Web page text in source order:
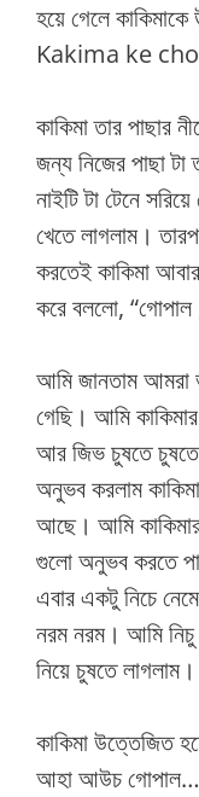
হয়ে গেলে কাকিমাকে
Kakima ke
কাকিমা তার পাছার
জন্য নিজের পাছা
নাইটি টা টেনে
খেতে লাগলাম।
করতেই কাকিমা
করে বললো, “গোপাল
আমি জানতাম আমরা
গেছি। আমি
আর জিভ চুষতে
অনুভব করলাম
আছে। আমি
গুলো অনুভব করতে
এবার একটু নিচে
নরম নরম। আমি নিচু
নিয়ে চুষতে লাগলাম।
কাকিমা উত্তেজিত
আহা আউচ গোপাল…